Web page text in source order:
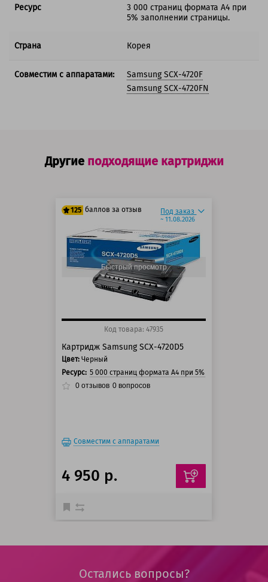
Ресурс
3 000 страниц формата А4 при
5% заполнении страницы.
Страна Корея
Совместим с аппаратами:
Samsung SCX-4720F
Samsung SCX-4720FN
Другие подходящие картриджи
125 баллов за отзыв
100 баллов
125 баллов
Под заказ
~ 11.08.2026
Быстрый просмотр
Код товара: 47935
Картридж Samsung SCX-4720D5
Цвет: Черный
Ресурс: 5 000 страниц формата А4 при 5% заполнении
0 отзывов 0 вопросов
Совместим с аппаратами
4 950 р.
Остались вопросы?